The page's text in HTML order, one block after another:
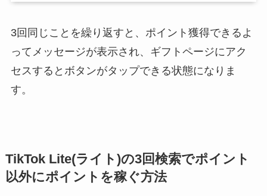
3回同じことを繰り返すと、ポイント獲得できるよ
ってメッセージが表示され、ギフトページにアク
セスするとボタンがタップできる状態になりま
す。
TikTok Lite(ライト)の3回検索でポイント
以外にポイントを稼ぐ方法